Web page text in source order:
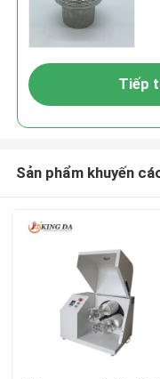
Tiếp
Sản phẩm khuyến